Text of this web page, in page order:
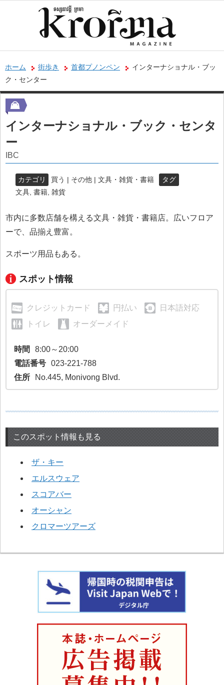
ホーム 街歩き 首都プノンペン
インターナショナル・ブッ
ク・センター
インターナショナル・ブック・センタ
ー
IBC
カテゴリ 買う | その他 | 文具・雑貨・書籍
タグ
文具 書籍 雑貨
市内に多数店舗を構える文具・雑貨・書籍店。広いフロア
ーで、品揃え豊富。
スポーツ用品もある。
スポット情報
クレジットカード 円払い
日本語対応
トイレ
オーダーメイド
時間
8:00～20:00
電話番号 023-221-788
住所
No.445, Monivong Blvd.
このスポット情報も見る
ザ・キー
エルスウェア
スコアバー
オーシャン
クロマーツアーズ